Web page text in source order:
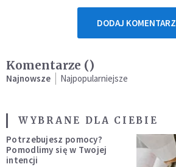
DODAJ KOMENTARZ
Komentarze ()
Najnowsze Najpopularniejsze
WYBRANE DLA CIEBIE
Potrzebujesz pomocy?
Pomodlimy się w Twojej
intencji